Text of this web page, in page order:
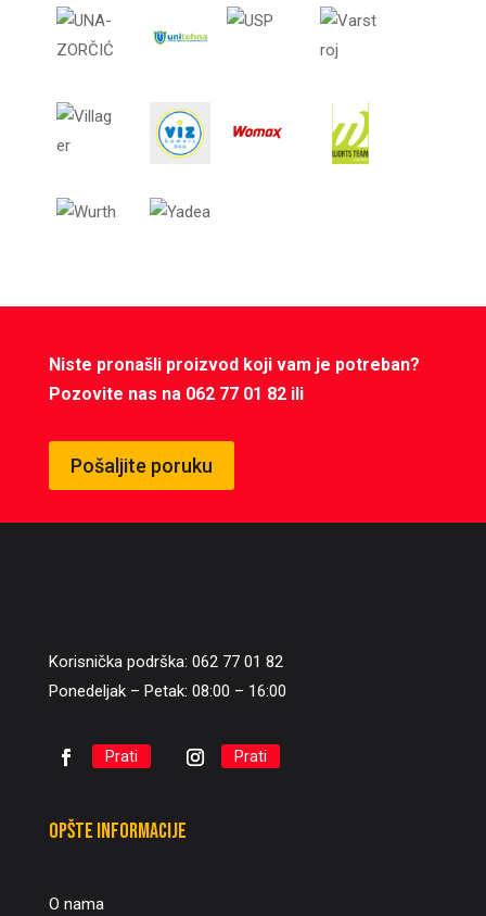
Niste pronašli proizvod koji vam je potreban?
Pozovite nas na 062 77 01 82 ili
Pošaljite poruku
Korisnička podrška: 062 77 01 82
Ponedeljak – Petak: 08:00 – 16:00
Prati Prati
Opšte informacije
O nama